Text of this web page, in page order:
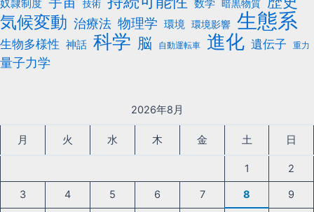
奴隷制度 技術 数学 暗黒物質
気候変動 治療法 物理学 環境 環境影響 生態系
生物多様性 神話 科学 脳 自動運転車 進化 遺伝子 重力
量子力学
2026年8月
月 火 水 木 金 土 日
1 2
3 4 5 6 7 8 9